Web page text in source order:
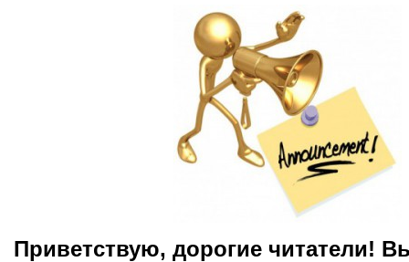
Приветствую, дорогие читатели!